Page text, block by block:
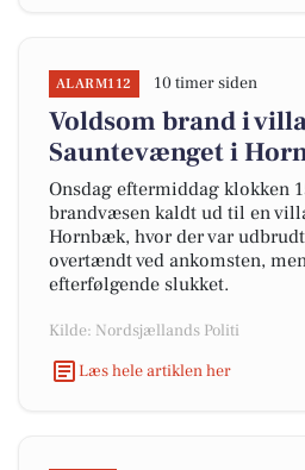
ALARM112 10 timer siden
Voldsom brand i
Sauntevænget i
Onsdag eftermiddag klokken
brandvæsen kaldt ud til en
Hornbæk, hvor der var
overtændt ved ankomsten,
efterfølgende slukket.
Kilde: Nordsjællands Politi
Læs hele artiklen her